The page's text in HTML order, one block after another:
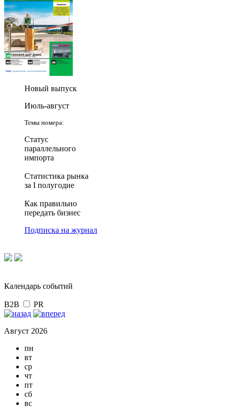
Новый выпуск
Июль-август
Темы номера:
Статус
параллельного
импорта
Статистика рынка
за I полугодие
Как правильно
передать бизнес
Подписка на журнал
Календарь событий
B2B PR
Август 2026
пн
вт
ср
чт
пт
сб
вс